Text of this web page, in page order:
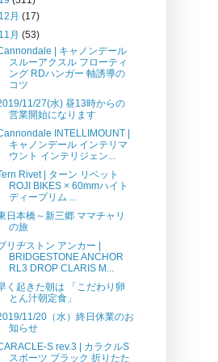
月(17)
月(53)
| キャノンデール
スルーアクスル フローティ
ング RDハンガー 軸誘導の
コツ
11/27(水) 昼13時からの
営業開始になります
INTELLIMOUNT |
キャノンデール インテリマ
ウント インテリジェン...
Rivet | ターン リベット
ROJI BIKES × 60mmハイト
ディープリム ...
日本橋～新三郷 ママチャリ
の旅
リヂストン アンカー |
BRIDGESTONE ANCHOR
RL3 DROP CLARIS M...
く起きた朝は 「こだわり卵
とん汁朝定食」
11/20（水）終日休業のお
知らせ
S rev.3 | カラクルS
スポーツ ブラック 折りたた